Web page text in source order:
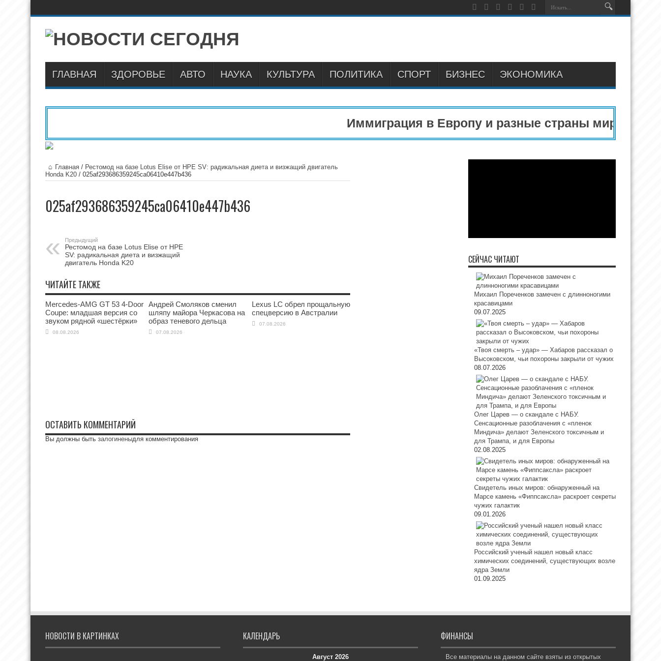
ГЛАВНАЯ ЗДОРОВЬЕ АВТО НАУКА КУЛЬТУРА ПОЛИТИКА СПОРТ БИЗНЕС ЭКОНОМИКА
Иммиграция в Европу и разные страны мира в 2025
Главная / Рестомод на базе Lotus Elise от HPE SV: радикальная диета и визжащий двигатель
Honda K20 / 025af293686359245ca06410e447b436
025af293686359245ca06410e447b436
Предыдущий
Рестомод на базе Lotus Elise от HPE
SV: радикальная диета и визжащий
двигатель Honda K20
ЧИТАЙТЕ ТАКЖЕ
Mercedes-AMG GT 53 4-Door
Coupe: младшая версия со
звуком рядной «шестёрки»
08.08.2026
Андрей Смоляков сменил
шляпу майора Черкасова на
образ теневого дельца
07.08.2026
Lexus LC обрел прощальную
спецверсию в Австралии
07.08.2026
ОСТАВИТЬ КОММЕНТАРИЙ
Вы должны быть залогиненыдля комментирования
СЕЙЧАС ЧИТАЮТ
Михаил Пореченков замечен с длинноногими
красавицами
09.07.2025
«Твоя смерть – удар» — Хабаров рассказал о
Высоковском, чьи похороны закрыли от чужих
08.07.2026
Олег Царев — о скандале с НАБУ.
Сенсационные разоблачения с «пленок
Миндича» делают Зеленского токсичным и
для Трампа, и для Европы
02.08.2025
Свидетель иных миров: обнаруженный на
Марсе камень «Фиппсаксла» раскроет секреты
чужих галактик
09.01.2026
Российский ученый нашел новый класс
химических соединений, существующих возле
ядра Земли
01.09.2025
НОВОСТИ В КАРТИНКАХ КАЛЕНДАРЬ
Август 2026
ФИНАНСЫ
Все материалы на данном сайте взяты из открытых